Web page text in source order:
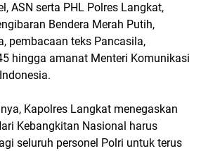
ASN serta PHL Polres Langkat,
Bendera Merah Putih,
pembacaan teks Pancasila,
hingga amanat Menteri Komunikasi
Kapolres Langkat menegaskan
Kebangkitan Nasional harus
seluruh personel Polri untuk terus